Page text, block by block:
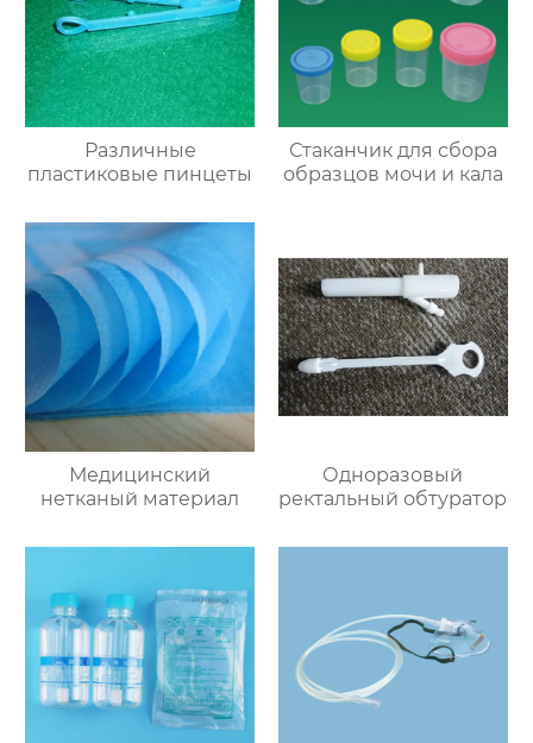
Различные
пластиковые пинцеты
Стаканчик для сбора
образцов мочи и кала
Медицинский
нетканый материал
Одноразовый
ректальный обтуратор